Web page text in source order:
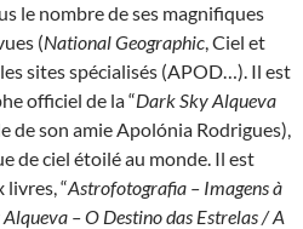
le nombre de ses magnifiques
(National Geographic, Ciel et
sites spécialisés (APOD…). Il est
officiel de la “Dark Sky Alqueva
de son amie Apolónia Rodrigues),
de ciel étoilé au monde. Il est
livres, “Astrofotografia – Imagens à
– O Destino das Estrelas / A